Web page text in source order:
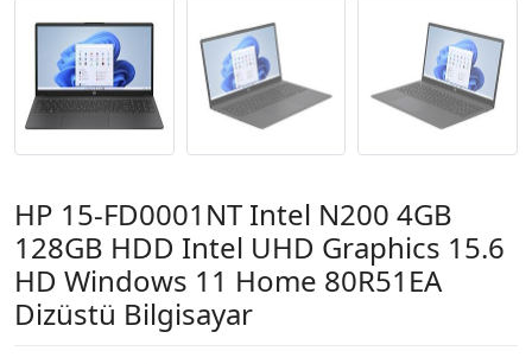
HP 15-FD0001NT Intel N200 4GB
128GB HDD Intel UHD Graphics 15.6
HD Windows 11 Home 80R51EA
Dizüstü Bilgisayar